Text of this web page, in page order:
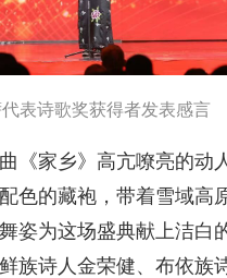
表诗歌奖获得者发表感言
《家乡》高亢嘹亮的动
色的藏袍，带着雪域高
姿为这场盛典献上洁白
族诗人金荣健、布依族